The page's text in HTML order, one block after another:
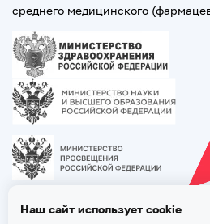
среднего медицинского
Наш сайт использует cookie